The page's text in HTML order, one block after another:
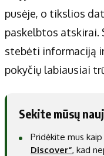
pusėje, o tikslios
paskelbtos atskirai.
stebėti informaciją
pokyčių labiausiai
Sekite mūsų
Pridėkite mus kaip
Discover“, kad